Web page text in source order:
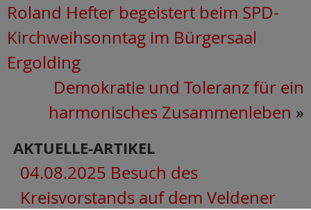
Roland Hefter begeistert beim SPD-
Kirchweihsonntag im Bürgersaal
Ergolding
Demokratie und Toleranz für ein
harmonisches Zusammenleben »
AKTUELLE-ARTIKEL
04.08.2025 Besuch des
Kreisvorstands auf dem Veldener